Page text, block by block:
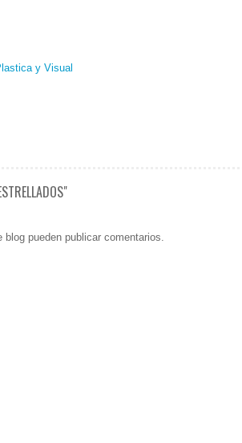
y Visual
pueden publicar comentarios.